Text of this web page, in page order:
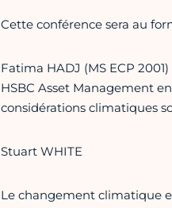
Cette conférence sera au
Fatima HADJ (MS ECP
HSBC Asset Management
considérations climatiques
Stuart WHITE
Le changement climatique